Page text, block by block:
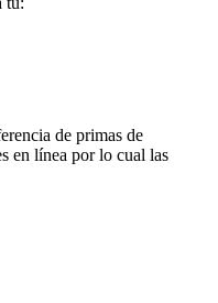
de primas de
en línea por lo cual las